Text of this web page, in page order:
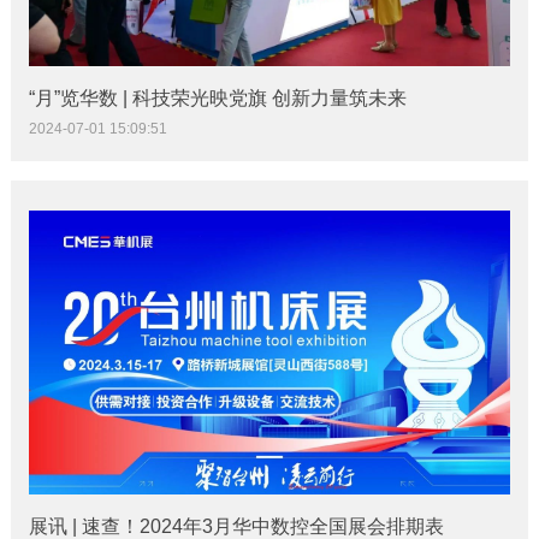
“月”览华数 | 科技荣光映党旗 创新力量筑未来
2024-07-01 15:09:51
展讯 | 速查！2024年3月华中数控全国展会排期表